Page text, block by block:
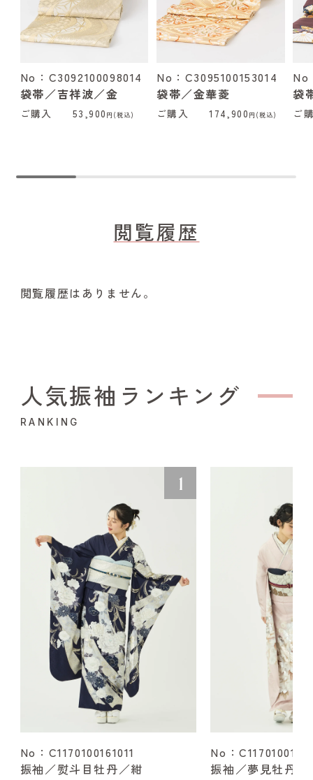
No：C3092100098014
袋帯／吉祥波／金
ご購入 53,900 円(税込)
No：C3095100153014
袋帯／金華菱
ご購入 174,900 円(税込)
No
袋
ご
閲覧履歴
閲覧履歴はありません。
人気振袖ランキング
RANKING
No：C1170100161011
振袖／熨斗目牡丹／紺
No：
振袖／夢見牡丹／